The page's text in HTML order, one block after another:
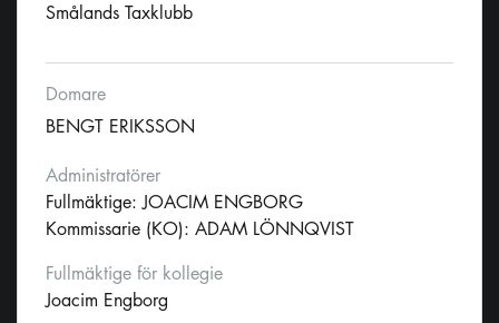
Smålands Taxklubb
Domare
BENGT ERIKSSON
Administratörer
Fullmäktige: JOACIM ENGBORG
Kommissarie (KO): ADAM LÖNNQVIST
Fullmäktige för kollegie
Joacim Engborg